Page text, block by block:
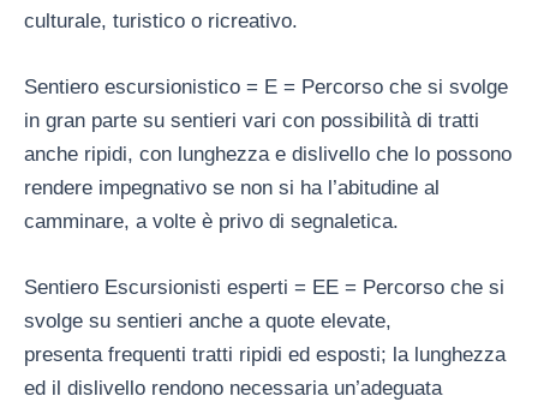
culturale, turistico o ricreativo.
Sentiero escursionistico = E = Percorso che si svolge
in gran parte su sentieri vari con possibilità di tratti
anche ripidi, con lunghezza e dislivello che lo possono
rendere impegnativo se non si ha l’abitudine al
camminare, a volte è privo di segnaletica.
Sentiero Escursionisti esperti = EE = Percorso che si
svolge su sentieri anche a quote elevate,
presenta frequenti tratti ripidi ed esposti; la lunghezza
ed il dislivello rendono necessaria un’adeguata